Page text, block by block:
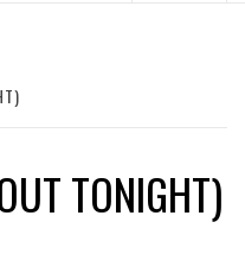
TONIGHT)